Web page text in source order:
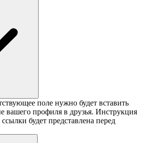
поле нужно будет вставить
вашего профиля в друзья. Инструкция
будет представлена перед